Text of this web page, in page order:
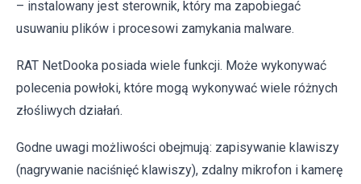
– instalowany jest sterownik, który ma zapobiegać
usuwaniu plików i procesowi zamykania malware.
RAT NetDooka posiada wiele funkcji. Może wykonywać
polecenia powłoki, które mogą wykonywać wiele różnych
złośliwych działań.
Godne uwagi możliwości obejmują: zapisywanie klawiszy
(nagrywanie naciśnięć klawiszy), zdalny mikrofon i kamerę